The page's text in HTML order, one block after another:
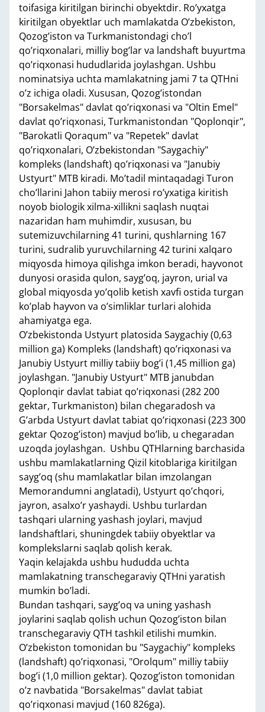
toifasiga kiritilgan birinchi obyektdir. Ro’yxatga
kiritilgan obyektlar uch mamlakatda O’zbekiston,
Qozog’iston va Turkmanistondagi cho’l
qo’riqxonalari, milliy bog’lar va landshaft buyurtma
qo’riqxonasi hududlarida joylashgan. Ushbu
nominatsiya uchta mamlakatning jami 7 ta QTHni
o’z ichiga oladi. Xususan, Qozog’istondan
"Borsakelmas" davlat qo’riqxonasi va "Oltin Emel"
davlat qo’riqxonasi, Turkmanistondan "Qoplonqir",
"Barokatli Qoraqum" va "Repetek" davlat
qo’riqxonalari, O’zbekistondan "Saygachiy"
kompleks (landshaft) qo’riqxonasi va "Janubiy
Ustyurt" MTB kiradi. Mo’tadil mintaqadagi Turon
cho’llarini Jahon tabiiy merosi ro’yxatiga kiritish
noyob biologik xilma-xillikni saqlash nuqtai
nazaridan ham muhimdir, xususan, bu
sutemizuvchilarning 41 turini, qushlarning 167
turini, sudralib yuruvchilarning 42 turini xalqaro
miqyosda himoya qilishga imkon beradi, hayvonot
dunyosi orasida qulon, sayg’oq, jayron, urial va
global miqyosda yo’qolib ketish xavfi ostida turgan
ko’plab hayvon va o’simliklar turlari alohida
ahamiyatga ega.
O’zbekistonda Ustyurt platosida Saygachiy (0,63
million ga) Kompleks (landshaft) qo’riqxonasi va
Janubiy Ustyurt milliy tabiiy bog’i (1,45 million ga)
joylashgan. "Janubiy Ustyurt" MTB janubdan
Qoplonqir davlat tabiat qo’riqxonasi (282 200
gektar, Turkmaniston) bilan chegaradosh va
G’arbda Ustyurt davlat tabiat qo’riqxonasi (223 300
gektar Qozog’iston) mavjud bo’lib, u chegaradan
uzoqda joylashgan. Ushbu QTHlarning barchasida
ushbu mamlakatlarning Qizil kitoblariga kiritilgan
sayg’oq (shu mamlakatlar bilan imzolangan
Memorandumni anglatadi), Ustyurt qo’chqori,
jayron, asalxo’r yashaydi. Ushbu turlardan
tashqari ularning yashash joylari, mavjud
landshaftlari, shuningdek tabiiy obyektlar va
komplekslarni saqlab qolish kerak.
Yaqin kelajakda ushbu hududda uchta
mamlakatning transchegaraviy QTHni yaratish
mumkin bo’ladi.
Bundan tashqari, sayg’oq va uning yashash
joylarini saqlab qolish uchun Qozog’iston bilan
transchegaraviy QTH tashkil etilishi mumkin.
O’zbekiston tomonidan bu "Saygachiy" kompleks
(landshaft) qo’riqxonasi, "Orolqum" milliy tabiiy
bog’i (1,0 million gektar). Qozog’iston tomonidan
o’z navbatida "Borsakelmas" davlat tabiat
qo’riqxonasi mavjud (160 826ga).